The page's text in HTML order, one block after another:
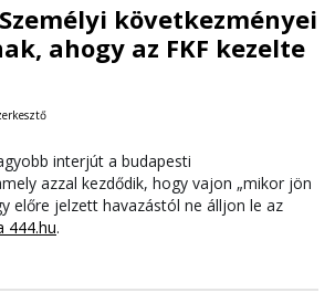
következményei
ahogy az FKF kezelte
interjút a budapesti
azzal kezdődik, hogy vajon „mikor jön
előre jelzett havazástól ne álljon le az
444.hu.